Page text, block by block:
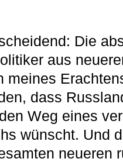
Die
aus
meines
dass
Weg eines
wünscht. Und
neueren